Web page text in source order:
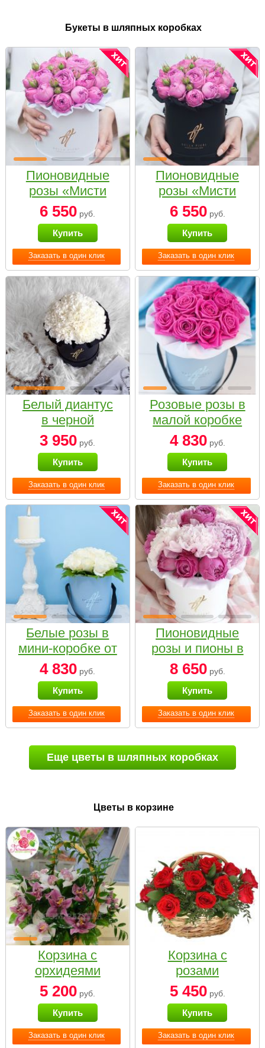
Букеты в шляпных коробках
Заказать в один клик
Пионовидные
розы «Мисти
бабблс» в белой
коробке Small
6 550 руб.
Купить
Заказать в один клик
Пионовидные
розы «Мисти
бабблс» в
черной коробке
Small
6 550руб.
Купить
Заказать в один клик
Белый диантус
в черной
коробке Small
3 950 руб.
Купить
Заказать в один клик
Розовые розы в
малой коробке
4 830руб.
Купить
Заказать в один клик
Белые розы в
мини-коробке от
Bella Fiori
4 830 руб.
Купить
Заказать в один клик
Пионовидные
розы и пионы в
белой коробке
Small
8 650руб.
Купить
Еще цветы в шляпных коробках
Цветы в корзине
Заказать в один клик
Корзина с
орхидеями
малая
5 200 руб.
Купить
Заказать в один клик
Корзина с
розами
«Красный
Париж»
5 450руб.
Купить